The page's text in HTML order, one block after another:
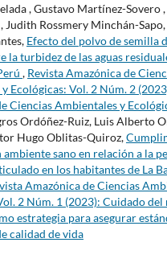
, Gustavo Martínez-Sovero
Judith Rossmery Minchán-
Efecto del polvo de semilla
la turbidez de las aguas
, Revista Amazónica de
Ecológicas: Vol. 2 Núm. 2
Ciencias Ambientales y
Ordóñez-Ruiz, Luis Alberto
Hugo Oblitas-Quiroz,
ambiente sano en relación a la
en los habitantes de La
Amazónica de Ciencias
2 Núm. 1 (2023): Cuidado del
estrategia para asegurar
calidad de vida